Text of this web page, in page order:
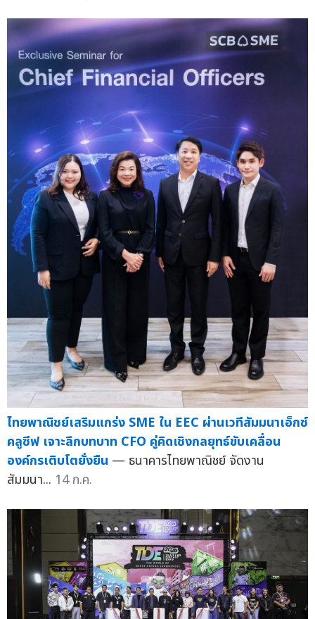
ไทยพาณิชย์เสริมแกร่ง SME ใน EEC ผ่านเวทีสัมมนาเอ็กซ์
คลูซีฟ เจาะลึกบทบาท CFO คู่คิดเชิงกลยุทธ์ขับเคลื่อน
องค์กรเติบโตยั่งยืน — ธนาคารไทยพาณิชย์ จัดงาน
สัมมนา... 14 ก.ค.